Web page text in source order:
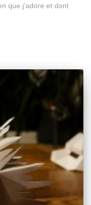
que j’adore et dont